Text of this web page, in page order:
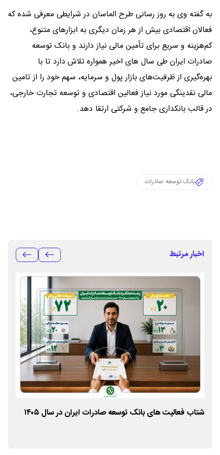
به گفته وی به روز رسانی طرح الماسان در شرایطی معرفی شده که
فعالان اقتصادی بیش از هر زمان دیگری به ابزارهای متنوع،
کم‌هزینه و سریع برای تأمین مالی نیاز دارند و بانک توسعه
صادرات ایران طی سال های اخیر همواره تلاش دارد تا با
بهره‌گیری از ظرفیت‌های بازار پول و سرمایه، سهم خود را از تامین
مالی نقدینگی مورد نیاز فعالین اقتصادی و توسعه تجارت خارجی،
در قالب بانکداری جامع و شرکتی ارتقا دهد.
بانک توسعه صادرات
اخبار مرتبط
شتاب فعالیت های بانک توسعه صادرات ایران در سال ۱۴۰۵